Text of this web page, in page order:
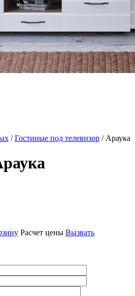
/Гостиные под телевизор / Араука
Расчет цены Вызвать